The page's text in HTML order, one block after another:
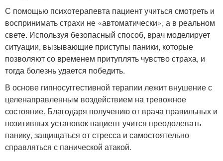
С помощью психотерапевта пациент учиться смотреть и
воспринимать страхи не «автоматически», а в реальном
свете. Используя безопасный способ, врач моделирует
ситуации, вызывающие приступы паники, которые
позволяют со временем притуплять чувство страха, и
тогда болезнь удается победить.
В основе гипносуггестивной терапии лежит внушение с
целенаправленным воздействием на тревожное
состояние. Благодаря получению от врача правильных и
позитивных установок пациент учится преодолевать
панику, защищаться от стресса и самостоятельно
справляться с панической атакой.